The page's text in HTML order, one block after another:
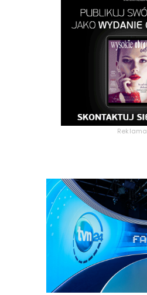
Reklama